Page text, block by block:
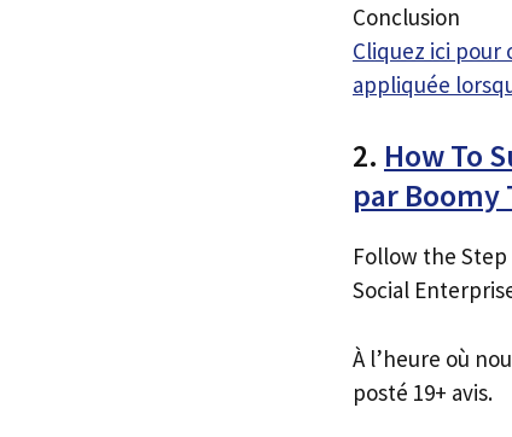
Conclusion
Cliquez ici pour
appliquée
2. How To
par Boomy
Follow the
Social
À l’heure où
posté 19+ avis.